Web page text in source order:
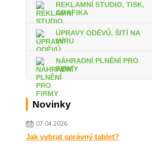
REKLAMNÍ STUDIO, TISK,
GRAFIKA
ÚPRAVY ODĚVŮ, ŠITÍ NA
MÍRU
NÁHRADNÍ PLNĚNÍ PRO
FIRMY
Novinky
07.04.2026
Jak vybrat správný tablet?